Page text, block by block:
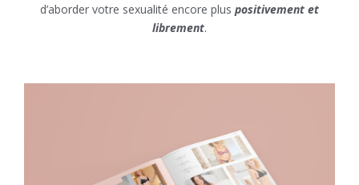
d’aborder votre sexualité encore plus positivement et
librement.